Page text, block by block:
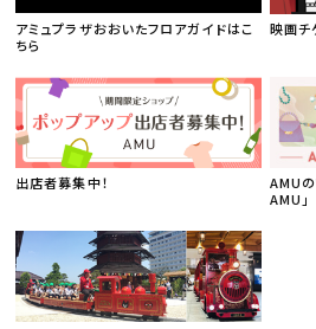
アミュプラザおおいたフロアガイドはこ
ちら
映画チ
出店者募集中！
AMU
AMU」